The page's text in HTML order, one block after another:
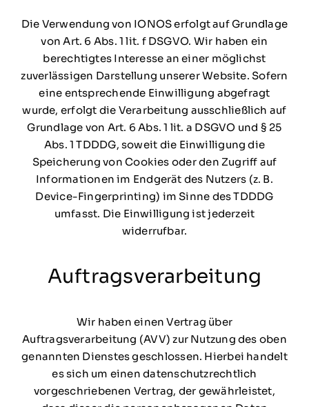
Die Verwendung von IONOS erfolgt auf Grundlage
von Art. 6 Abs. 1 lit. f DSGVO. Wir haben ein
berechtigtes Interesse an einer möglichst
zuverlässigen Darstellung unserer Website. Sofern
eine entsprechende Einwilligung abgefragt
wurde, erfolgt die Verarbeitung ausschließlich auf
Grundlage von Art. 6 Abs. 1 lit. a DSGVO und § 25
Abs. 1 TDDDG, soweit die Einwilligung die
Speicherung von Cookies oder den Zugriff auf
Informationen im Endgerät des Nutzers (z. B.
Device-Fingerprinting) im Sinne des TDDDG
umfasst. Die Einwilligung ist jederzeit
widerrufbar.
Auftragsverarbeitung
Wir haben einen Vertrag über
Auftragsverarbeitung (AVV) zur Nutzung des oben
genannten Dienstes geschlossen. Hierbei handelt
es sich um einen datenschutzrechtlich
vorgeschriebenen Vertrag, der gewährleistet,